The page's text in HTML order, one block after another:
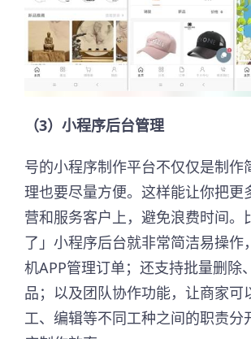
（3）小程序后台管理
号的小程序制作平台不仅仅是制作
理也要尽量方便。这样能让你把更
营和服务客户上，避免浪费时间。
了」小程序后台就非常简洁易操作
机APP管理订单；还支持批量删除
品；以及团队协作功能，让商家可
工、编辑等不同工种之间的职责分